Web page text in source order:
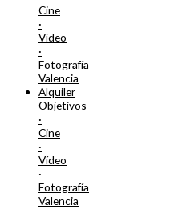
Cine
·
Vídeo
·
Fotografía
Valencia
Alquiler
Objetivos
·
Cine
·
Vídeo
·
Fotografía
Valencia